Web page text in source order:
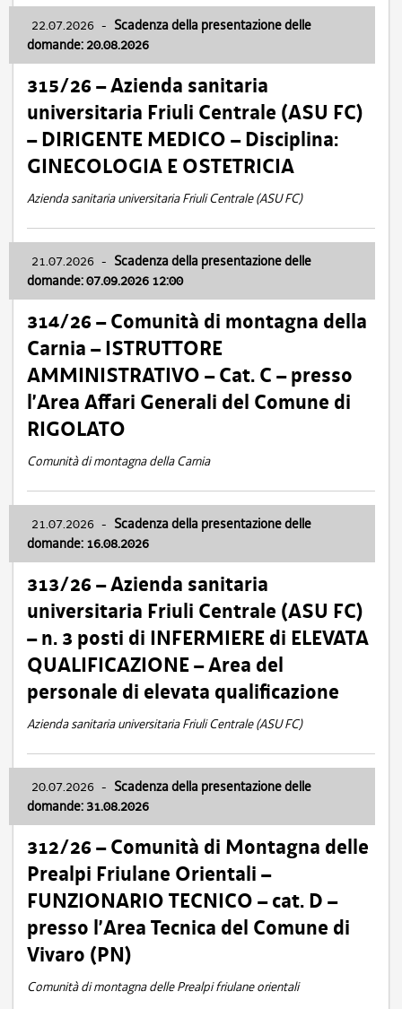
22.07.2026 - Scadenza della presentazione delle
domande: 20.08.2026
315/26 – Azienda sanitaria
universitaria Friuli Centrale (ASU FC)
– DIRIGENTE MEDICO – Disciplina:
GINECOLOGIA E OSTETRICIA
Azienda sanitaria universitaria Friuli Centrale (ASU FC)
21.07.2026 - Scadenza della presentazione delle
domande: 07.09.2026 12:00
314/26 – Comunità di montagna della
Carnia – ISTRUTTORE
AMMINISTRATIVO – Cat. C – presso
l’Area Affari Generali del Comune di
RIGOLATO
Comunità di montagna della Carnia
21.07.2026 - Scadenza della presentazione delle
domande: 16.08.2026
313/26 – Azienda sanitaria
universitaria Friuli Centrale (ASU FC)
– n. 3 posti di INFERMIERE di ELEVATA
QUALIFICAZIONE – Area del
personale di elevata qualificazione
Azienda sanitaria universitaria Friuli Centrale (ASU FC)
20.07.2026 - Scadenza della presentazione delle
domande: 31.08.2026
312/26 – Comunità di Montagna delle
Prealpi Friulane Orientali –
FUNZIONARIO TECNICO – cat. D –
presso l’Area Tecnica del Comune di
Vivaro (PN)
Comunità di montagna delle Prealpi friulane orientali